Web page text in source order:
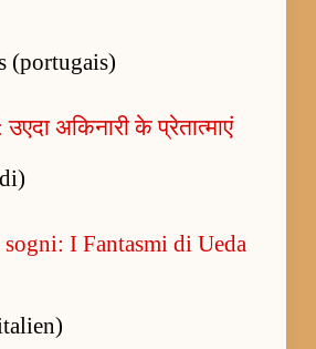
(portugais)
अकिनारी के प्रेतात्माएं
I Fantasmi di Ueda